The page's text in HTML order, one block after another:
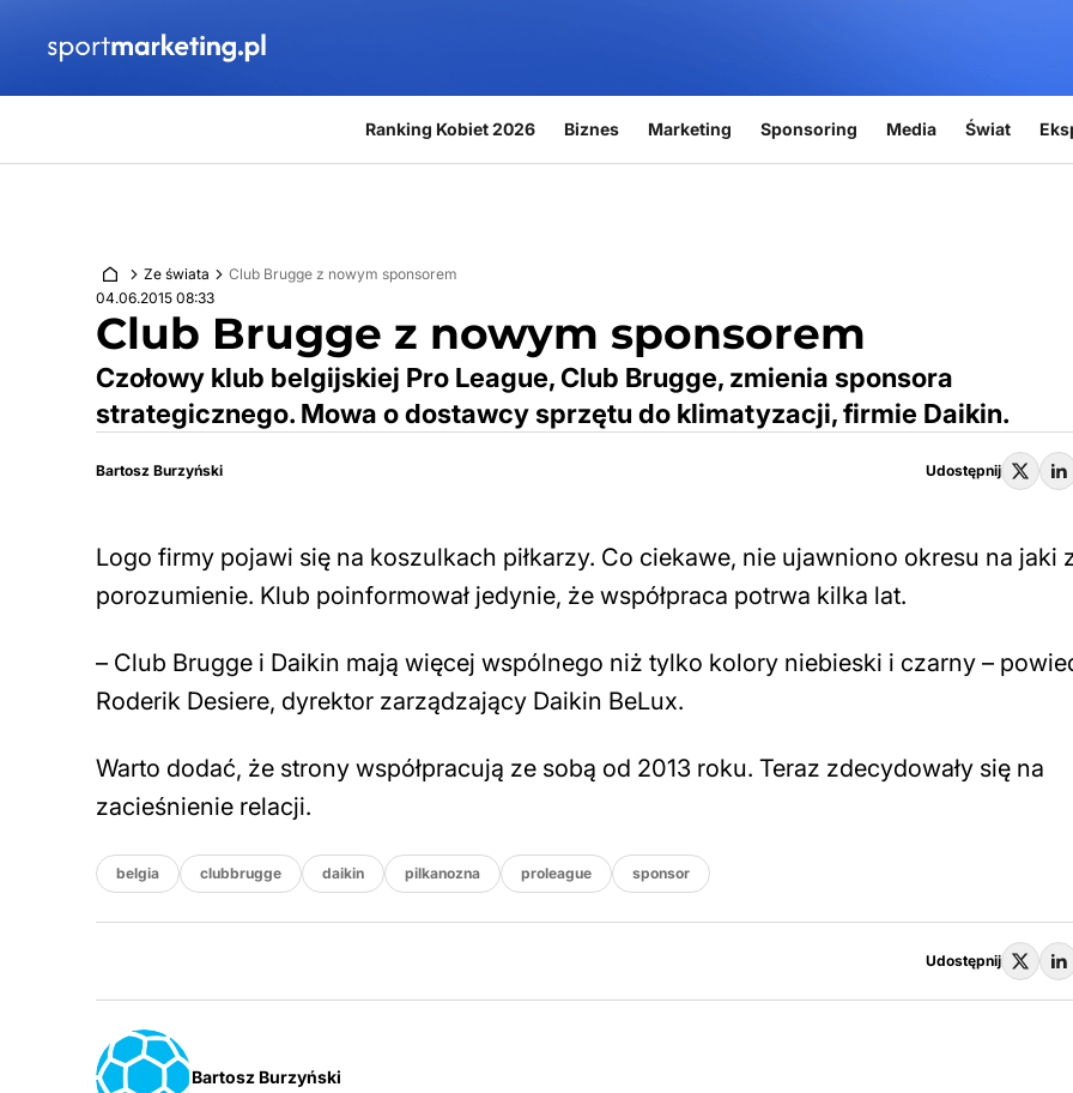
Ranking Kobiet 2026 Biznes Marketing Sponsoring Media Świat
Ze świata
Club Brugge z nowym sponsorem
04.06.2015 08:33
Club Brugge z nowym sponsorem
Czołowy klub belgijskiej Pro League, Club Brugge, zmienia sponsora
strategicznego. Mowa o dostawcy sprzętu do klimatyzacji, firmie Daikin.
Bartosz Burzyński Udostępnij
Logo firmy pojawi się na koszulkach piłkarzy. Co ciekawe, nie ujawniono okresu na jaki
porozumienie. Klub poinformował jedynie, że współpraca potrwa kilka lat.
– Club Brugge i Daikin mają więcej wspólnego niż tylko kolory niebieski i czarny –
Roderik Desiere, dyrektor zarządzający Daikin BeLux.
Warto dodać, że strony współpracują ze sobą od 2013 roku. Teraz zdecydowały się na
zacieśnienie relacji.
belgia clubbrugge daikin pilkanozna proleague sponsor
Udostępnij
Bartosz Burzyński